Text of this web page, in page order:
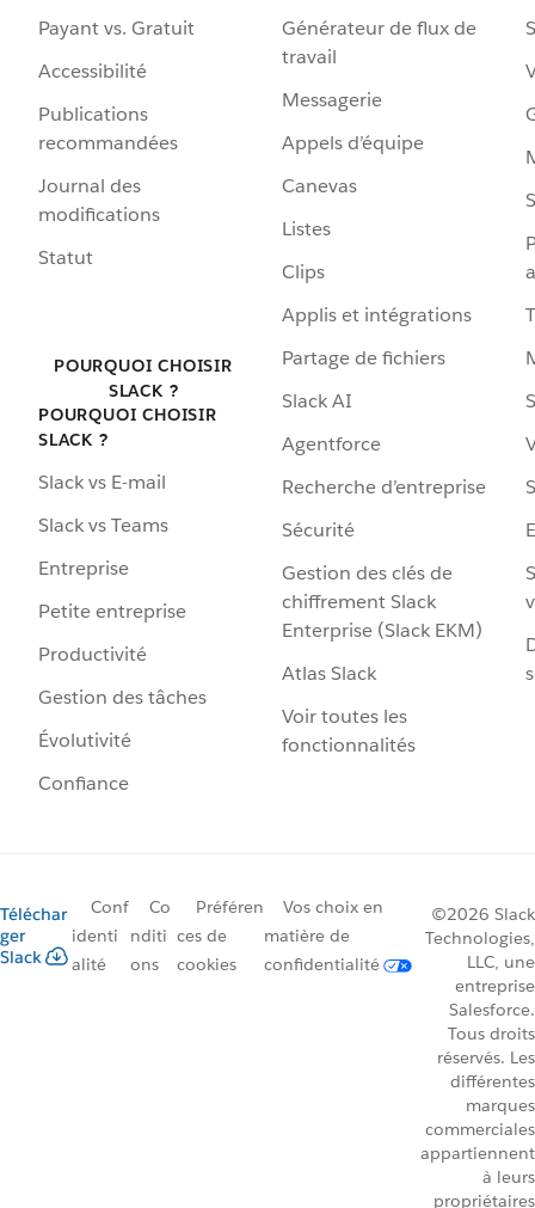
Payant vs. Gratuit
Accessibilité
Publications
recommandées
Journal des
modifications
Statut
POURQUOI CHOISIR
SLACK ?
POURQUOI CHOISIR
SLACK ?
Slack vs E-mail
Slack vs Teams
Entreprise
Petite entreprise
Productivité
Gestion des tâches
Évolutivité
Confiance
Générateur de flux de
travail
Messagerie
Appels d’équipe
Canevas
Listes
Clips
Applis et intégrations
Partage de fichiers
Slack AI
Agentforce
Recherche d’entreprise
Sécurité
Gestion des clés de
chiffrement Slack
Enterprise (Slack EKM)
Atlas Slack
Voir toutes les
fonctionnalités
Téléchar
ger
Slack
Conf
identi
alité
Co
nditi
ons
Préféren
ces de
cookies
Vos choix en
matière de
confidentialité
©2026 Slack
Technologies,
LLC, une
entreprise
Salesforce.
Tous droits
réservés. Les
différentes
marques
commerciales
appartiennent
à leurs
propriétaires